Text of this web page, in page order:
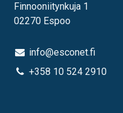
Finnooniitynkuja 1
02270 Espoo
info@esconet.fi
+358 10 524 2910